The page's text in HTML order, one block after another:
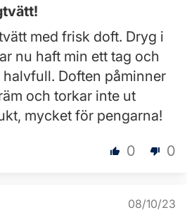
med frisk doft. Dryg i
nu haft min ett tag och
Doften påminner
och torkar inte ut
mycket för pengarna!
0 0
08/10/23